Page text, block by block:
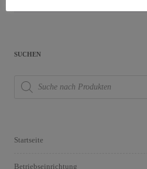
SUCHEN
search
Startseite
Betriebseinrichtung